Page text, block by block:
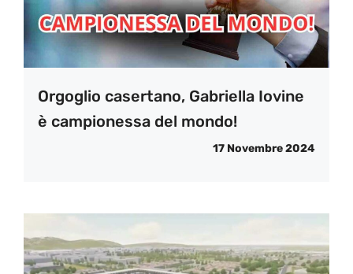
Orgoglio casertano, Gabriella Iovine
è campionessa del mondo!
17 Novembre 2024